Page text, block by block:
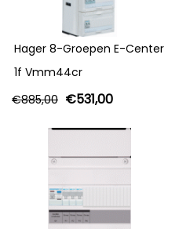
Hager 8-Groepen E-Center
1f Vmm44cr
€885,00 €531,00